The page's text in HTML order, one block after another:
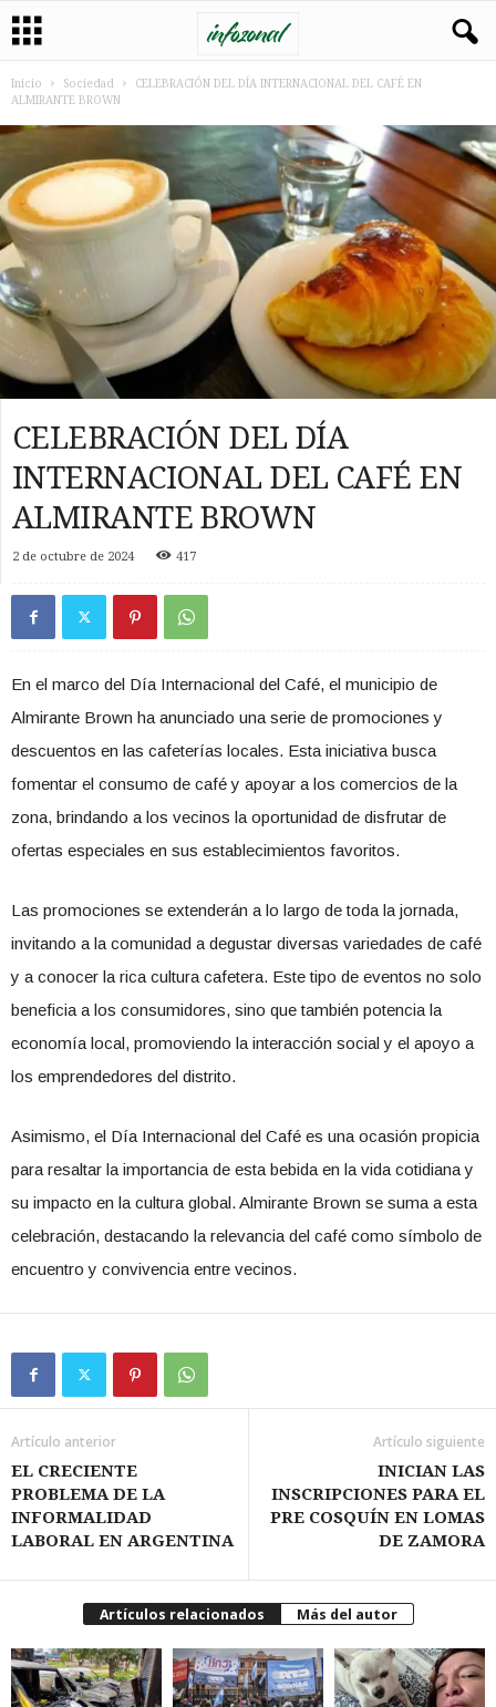
Inicio Sociedad
CELEBRACIÓN DEL DÍA INTERNACIONAL DEL CAFÉ EN
ALMIRANTE BROWN
CELEBRACIÓN DEL DÍA
INTERNACIONAL DEL CAFÉ EN
ALMIRANTE BROWN
2 de octubre de 2024 417
En el marco del Día Internacional del Café, el municipio de
Almirante Brown ha anunciado una serie de promociones y
descuentos en las cafeterías locales. Esta iniciativa busca
fomentar el consumo de café y apoyar a los comercios de la
zona, brindando a los vecinos la oportunidad de disfrutar de
ofertas especiales en sus establecimientos favoritos.
Las promociones se extenderán a lo largo de toda la jornada,
invitando a la comunidad a degustar diversas variedades de café
y a conocer la rica cultura cafetera. Este tipo de eventos no solo
beneficia a los consumidores, sino que también potencia la
economía local, promoviendo la interacción social y el apoyo a
los emprendedores del distrito.
Asimismo, el Día Internacional del Café es una ocasión propicia
para resaltar la importancia de esta bebida en la vida cotidiana y
su impacto en la cultura global. Almirante Brown se suma a esta
celebración, destacando la relevancia del café como símbolo de
encuentro y convivencia entre vecinos.
Artículo anterior
EL CRECIENTE
PROBLEMA DE LA
INFORMALIDAD
LABORAL EN ARGENTINA
Artículo siguiente
INICIAN LAS
INSCRIPCIONES PARA EL
PRE COSQUÍN EN LOMAS
DE ZAMORA
Artículos relacionados Más del autor